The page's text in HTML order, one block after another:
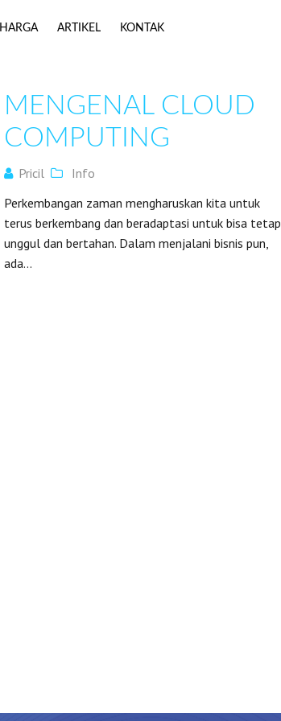
HARGA ARTIKEL KONTAK
MENGENAL CLOUD
COMPUTING
Pricil
Info
Perkembangan zaman mengharuskan kita untuk
terus berkembang dan beradaptasi untuk bisa tetap
unggul dan bertahan. Dalam menjalani bisnis pun,
ada...